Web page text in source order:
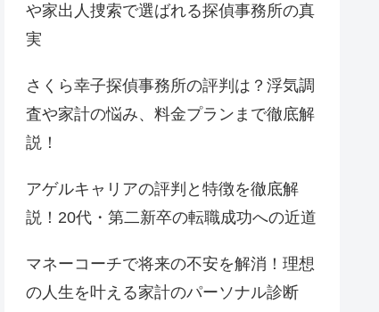
や家出人捜索で選ばれる探偵事務所の真
実
さくら幸子探偵事務所の評判は？浮気調
査や家計の悩み、料金プランまで徹底解
説！
アゲルキャリアの評判と特徴を徹底解
説！20代・第二新卒の転職成功への近道
マネーコーチで将来の不安を解消！理想
の人生を叶える家計のパーソナル診断